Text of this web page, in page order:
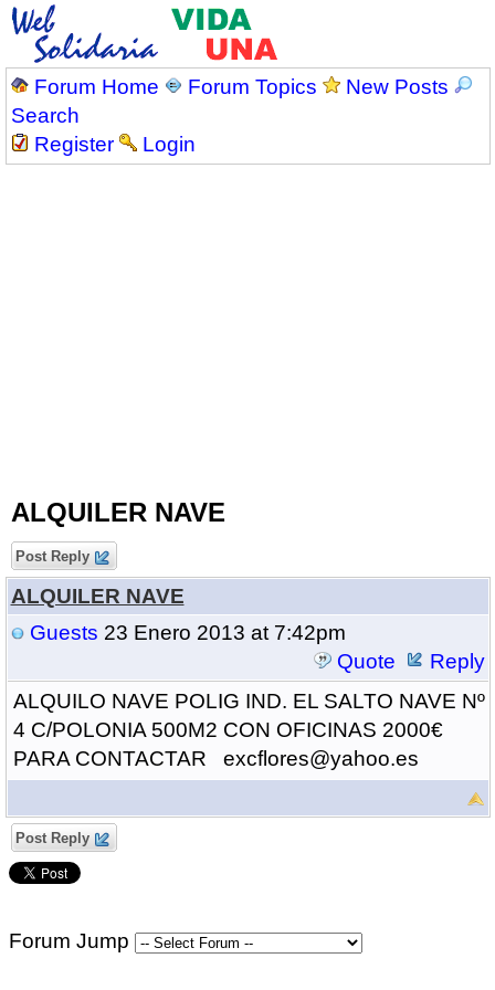
Forum Home Forum Topics
New Posts
Search
Register
Login
ALQUILER NAVE
Post Reply
ALQUILER NAVE
Guests 23 Enero 2013 at 7:42pm
Quote
Reply
ALQUILO NAVE POLIG IND. EL SALTO NAVE Nº
4 C/POLONIA 500M2 CON OFICINAS 2000€
PARA CONTACTAR excflores@yahoo.es
Post Reply
Forum Jump